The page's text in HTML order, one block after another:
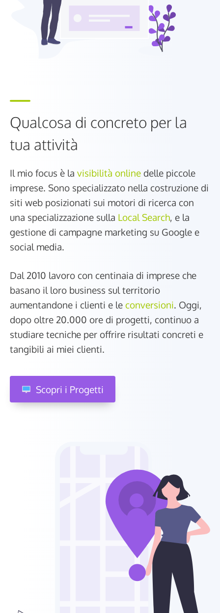
Qualcosa di concreto per la
tua attività
Il mio focus è la visibilità online delle piccole
imprese. Sono specializzato nella costruzione di
siti web posizionati sui motori di ricerca con
una specializzazione sulla Local Search, e la
gestione di campagne marketing su Google e
social media.
Dal 2010 lavoro con centinaia di imprese che
basano il loro business sul territorio
aumentandone i clienti e le conversioni. Oggi,
dopo oltre 20.000 ore di progetti, continuo a
studiare tecniche per offrire risultati concreti e
tangibili ai miei clienti.
Scopri i Progetti